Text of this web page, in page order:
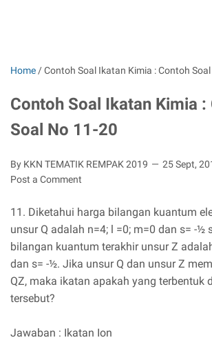
Home /Contoh Soal Ikatan Kimia : Contoh
Contoh Soal Ikatan Kimia :
Soal No 11-20
By KKN TEMATIK REMPAK 2019
25 Sept,
Post a Comment
11. Diketahui harga bilangan kuantum
unsur Q adalah n=4; l =0; m=0 dan s= -½
bilangan kuantum terakhir unsur Z
dan s= -½. Jika unsur Q dan unsur Z
QZ, maka ikatan apakah yang terbentuk
tersebut?
Jawaban : Ikatan Ion